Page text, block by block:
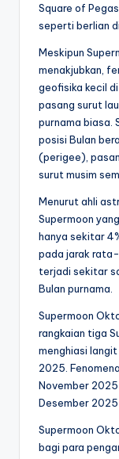
Square of
seperti berlian
Meskipun
menakjubkan,
geofisika kecil
pasang surut
purnama biasa.
posisi Bulan
(perigee),
surut musim
Menurut ahli
Supermoon
hanya sekitar
pada jarak
terjadi sekitar
Bulan purnama.
Supermoon
rangkaian tiga
menghiasi
2025.
November
Desember 2025
Supermoon
bagi para